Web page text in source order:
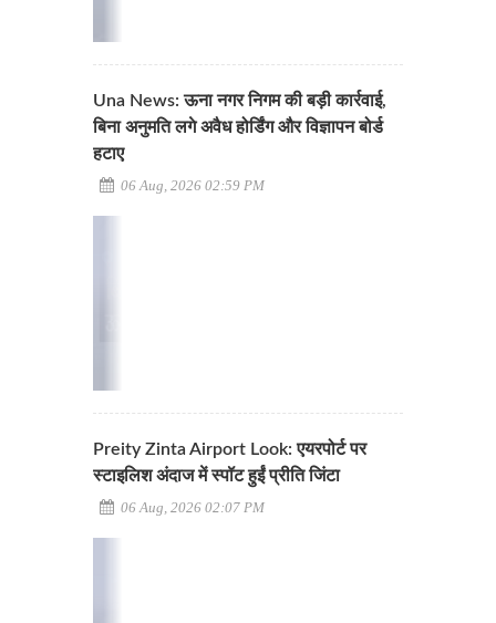
Una News: ऊना नगर निगम की बड़ी कार्रवाई,
बिना अनुमति लगे अवैध होर्डिंग और विज्ञापन बोर्ड
हटाए
06 Aug, 2026 02:59 PM
Preity Zinta Airport Look: एयरपोर्ट पर
स्टाइलिश अंदाज में स्पॉट हुईं प्रीति जिंटा
06 Aug, 2026 02:07 PM